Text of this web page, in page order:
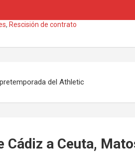
, Rescisión de contrato
del Athletic
Cádiz a Ceuta,